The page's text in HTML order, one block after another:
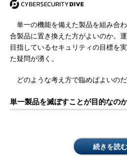
単一の機能を備えた製品を組み合
合製品に置き換えた方がよいのか。
目指しているセキュリティの目標を
た疑問が湧く。
どのような考え方で臨めばよいのだ
単一製品を滅ぼすことが目的なの
続きを読む